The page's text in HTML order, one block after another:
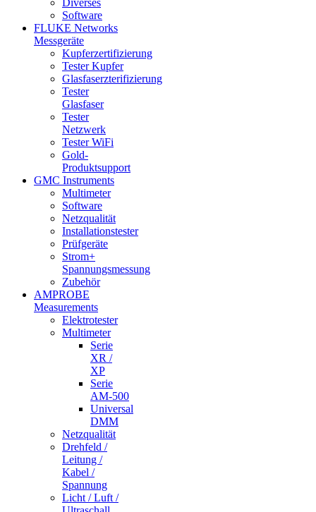
Software
FLUKE Networks
Messgeräte
Kupferzertifizierung
Tester Kupfer
Glasfaserzterifizierung
Tester
Glasfaser
Tester
Netzwerk
Tester WiFi
Gold-
Produktsupport
GMC Instruments
Multimeter
Software
Netzqualität
Installationstester
Prüfgeräte
Strom+
Spannungsmessung
Zubehör
AMPROBE
Measurements
Elektrotester
Multimeter
Serie
XR /
XP
Serie
AM-500
Universal
DMM
Netzqualität
Drehfeld /
Leitung /
Kabel /
Spannung
Licht / Luft /